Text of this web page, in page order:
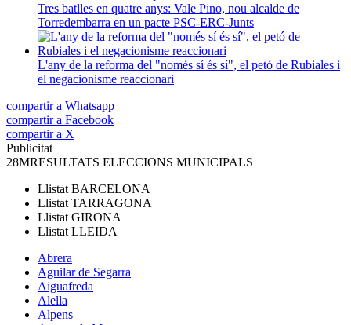
Tres batlles en quatre anys: Vale Pino, nou alcalde de
Torredembarra en un pacte PSC-ERC-Junts
L'any de la reforma del "només sí és sí", el petó de Rubiales i
el negacionisme reaccionari
compartir a Whatsapp
compartir a Facebook
compartir a X
Publicitat
28MRESULTATS ELECCIONS MUNICIPALS
Llistat BARCELONA
Llistat TARRAGONA
Llistat GIRONA
Llistat LLEIDA
Abrera
Aguilar de Segarra
Aiguafreda
Alella
Alpens